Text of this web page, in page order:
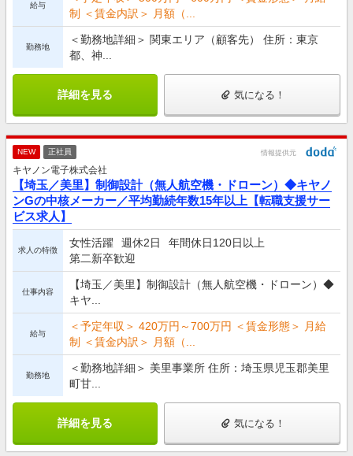
給与
制 ＜賃金内訳＞ 月額（...
勤務地
＜勤務地詳細＞ 関東エリア（顧客先） 住所：東京
都、神...
詳細を見る 気になる！
NEW 正社員 情報提供元
キヤノン電子株式会社
【埼玉／美里】制御設計（無人航空機・ドローン）◆キヤノ
ンGの中核メーカー／平均勤続年数15年以上【転職支援サー
ビス求人】
求人の特徴
女性活躍 週休2日
年間休日120日以上
第二新卒歓迎
仕事内容
【埼玉／美里】制御設計（無人航空機・ドローン）◆
キヤ...
給与
＜予定年収＞ 420万円～700万円 ＜賃金形態＞ 月給
制 ＜賃金内訳＞ 月額（...
勤務地
＜勤務地詳細＞ 美里事業所 住所：埼玉県児玉郡美里
町甘...
詳細を見る 気になる！